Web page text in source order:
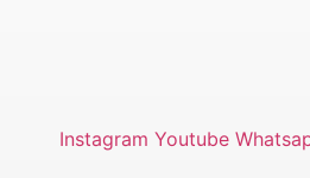
Instagram Youtube